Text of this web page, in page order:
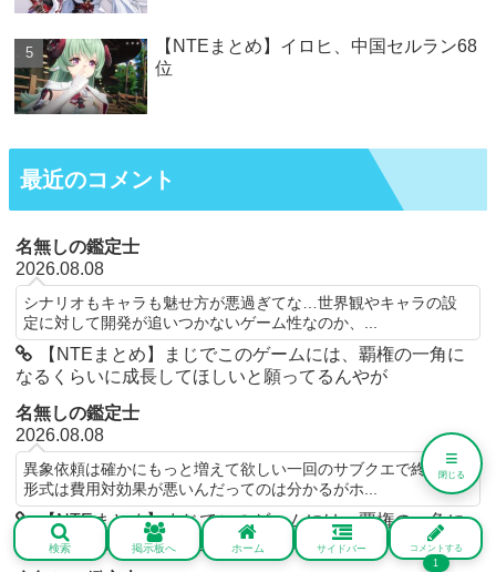
【NTEまとめ】イロヒ、中国セルラン68
位
最近のコメント
名無しの鑑定士
2026.08.08
シナリオもキャラも魅せ方が悪過ぎてな…世界観やキャラの設
定に対して開発が追いつかないゲーム性なのか、...
【NTEまとめ】まじでこのゲームには、覇権の一角に
なるくらいに成長してほしいと願ってるんやが
名無しの鑑定士
2026.08.08
異象依頼は確かにもっと増えて欲しい一回のサブクエで終わる
形式は費用対効果が悪いんだってのは分かるがホ...
【NTEまとめ】まじでこのゲームには、覇権の一角に
なるくらいに成長してほしいと願ってるんやが
検索 掲示板へ ホーム サイドバー コメントする
1
≡
閉じる